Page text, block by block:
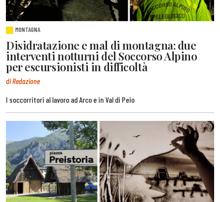
MONTAGNA
Disidratazione e mal di montagna: due
interventi notturni del Soccorso Alpino
per escursionisti in difficoltà
di Redazione
I soccorritori al lavoro ad Arco e in Val di Peio